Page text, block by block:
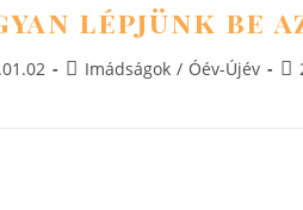
lépjünk be
PostImádságok / Óév-Újév